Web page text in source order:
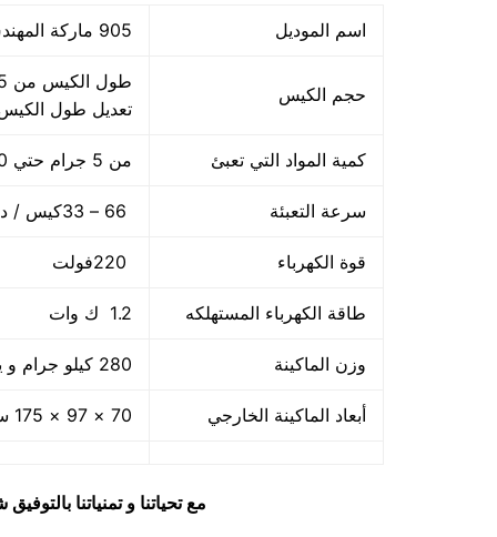
اسم الموديل 905 ماركة المهندس منسي
حجم الكيس
تعديل طول
كمية المواد التي تعبئ من 5 جرام حتي 250 جرام و يمكن تعديله حتي 500 جرام
سرعة التعبئة
قوة الكهرباء
طاقة الكهرباء المستهلكه 1.2 ك وات
وزن الماكينة 280 كيلو جرام و يمكن فك الماكينة و تركيبها في اي مكان
أبعاد الماكينة الخارجي 70 × 97 × 175 سم و يمكن فك الماكينة و تركيبها في اي مكان
مع تحياتنا و تمنياتنا